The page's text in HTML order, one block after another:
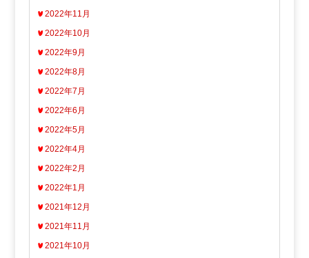
2022年11月
2022年10月
2022年9月
2022年8月
2022年7月
2022年6月
2022年5月
2022年4月
2022年2月
2022年1月
2021年12月
2021年11月
2021年10月